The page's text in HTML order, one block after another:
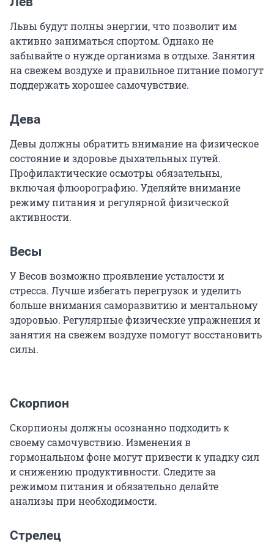
Львы будут полны энергии, что позволит им
активно заниматься спортом. Однако не
забывайте о нужде организма в отдыхе. Занятия
на свежем воздухе и правильное питание помогут
поддержать хорошее самочувствие.
Дева
Девы должны обратить внимание на физическое
состояние и здоровье дыхательных путей.
Профилактические осмотры обязательны,
включая флюорографию. Уделяйте внимание
режиму питания и регулярной физической
активности.
Весы
У Весов возможно проявление усталости и
стресса. Лучше избегать перегрузок и уделить
больше внимания саморазвитию и ментальному
здоровью. Регулярные физические упражнения и
занятия на свежем воздухе помогут восстановить
силы.
Скорпион
Скорпионы должны осознанно подходить к
своему самочувствию. Изменения в
гормональном фоне могут привести к упадку сил
и снижению продуктивности. Следите за
режимом питания и обязательно делайте
анализы при необходимости.
Стрелец